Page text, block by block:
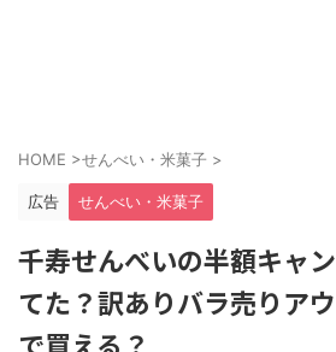
HOME >せんべい・米菓子 >
広告 せんべい・米菓子
千寿せんべいの半額キャ
てた？訳ありバラ売りア
で買える？